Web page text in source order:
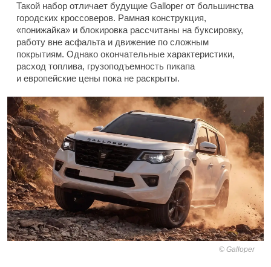
Такой набор отличает будущие Galloper от большинства
городских кроссоверов. Рамная конструкция,
«понижайка» и блокировка рассчитаны на буксировку,
работу вне асфальта и движение по сложным
покрытиям. Однако окончательные характеристики,
расход топлива, грузоподъемность пикапа
и европейские цены пока не раскрыты.
Galloper